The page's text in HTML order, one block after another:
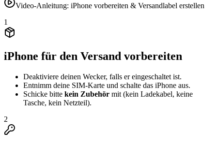
Video-Anleitung: iPhone vorbereiten & Versandlabel erstellen
1
iPhone für den Versand vorbereiten
Deaktiviere deinen Wecker, falls er eingeschaltet ist.
Entnimm deine SIM-Karte und schalte das iPhone aus.
Schicke bitte kein Zubehör mit (kein Ladekabel, keine
Tasche, kein Netzteil).
2